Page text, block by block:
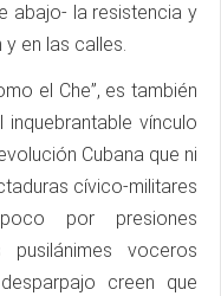
abajo- la resistencia y
y en las calles.
el Che”, es también
vínculo
Cubana que ni
cívico-militares
por presiones
voceros
creen que